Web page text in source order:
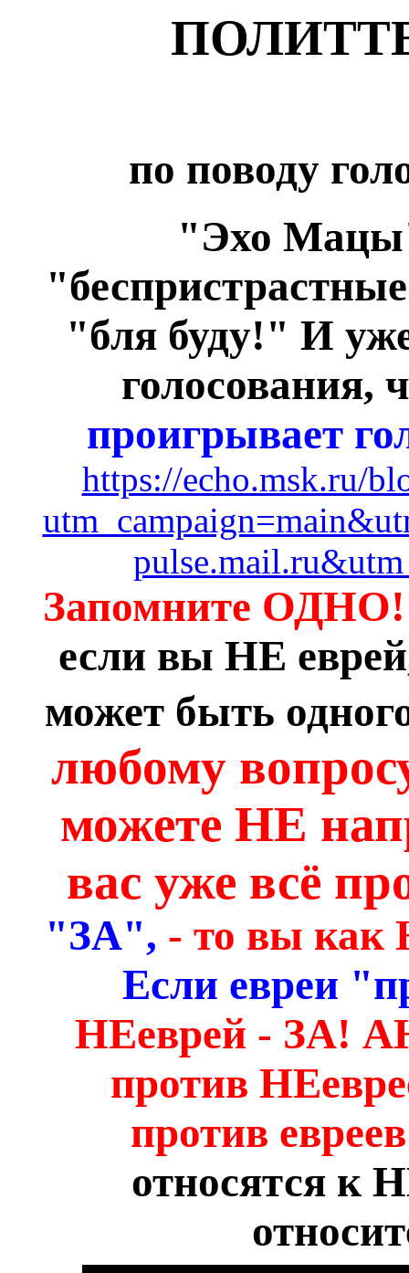
по поводу
"Эхо
"бля буду!" И
голосования,
проигрывает
https://echo.msk.ru/
Запомните
если вы НЕ
может быть
любому
можете НЕ
вас уже всё
"ЗА", - то вы
Если евреи
НЕеврей - ЗА!
против
против
относятся к